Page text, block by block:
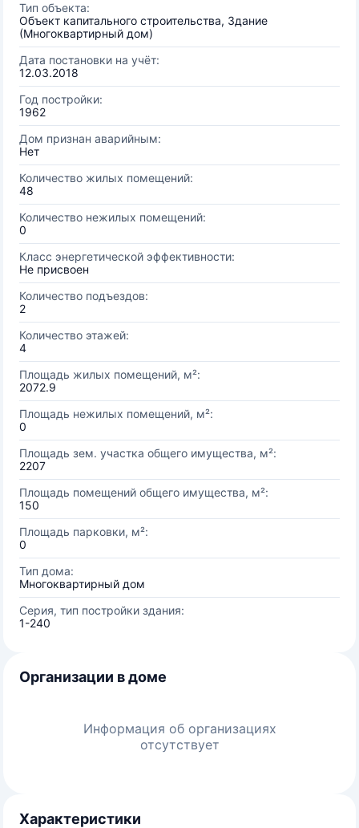
Тип объекта:
Объект капитального строительства, Здание
(Многоквартирный дом)
Дата постановки на учёт:
12.03.2018
Год постройки:
1962
Дом признан аварийным:
Нет
Количество жилых помещений:
48
Количество нежилых помещений:
0
Класс энергетической эффективности:
Не присвоен
Количество подъездов:
2
Количество этажей:
4
Площадь жилых помещений, м²:
2072.9
Площадь нежилых помещений, м²:
0
Площадь зем. участка общего имущества, м²:
2207
Площадь помещений общего имущества, м²:
150
Площадь парковки, м²:
0
Тип дома:
Многоквартирный дом
Серия, тип постройки здания:
1-240
Организации в доме
Информация об организациях
отсутствует
Характеристики